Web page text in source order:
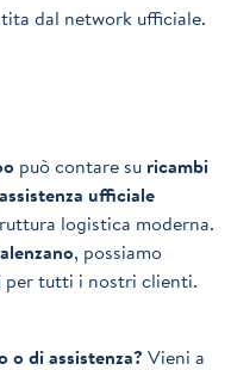
dal network ufficiale.
può contare su ricambi
assistenza ufficiale
logistica moderna.
, possiamo
per tutti i nostri clienti.
o di assistenza? Vieni a